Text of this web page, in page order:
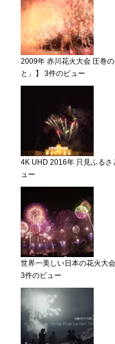
2009年 赤川花火大会 圧巻
と」】
3件のビュー
4K UHD 2016年 只見ふるさ
ュー
世界一美しい日本の花火大
3件のビュー